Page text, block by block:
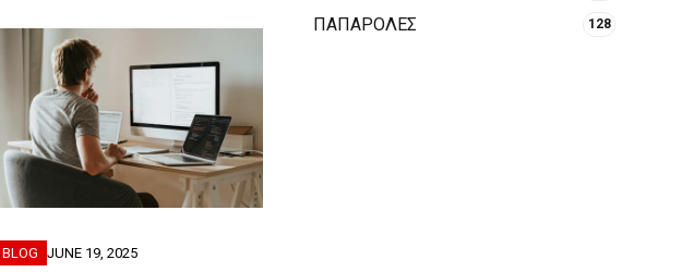
BLOG JUNE 19, 2025
ΠΑΠΑΡΟΛΕΣ 128